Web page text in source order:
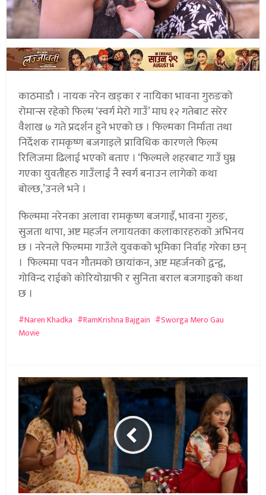
काठमाडौ । नायक नरेन खड्का र नायिका भावना गुरुङको
रोमान्स रहेको फिल्म ‘स्वर्ग मेरो गाउँ’ माघ १२ गतेबाट सरेर
वैशाख ७ गते प्रदर्शन हुने भएको छ । फिल्मका निर्माता तथा
निर्देशक रामकृष्ण बजगाइले प्राविधिक कारणले फिल्म
रिलिजमा ढिलाई भएको बताए । ‘फिल्मले शहरबाट गाउँ घुम्न
गएका युवतीहरु गाउँलाई नै स्वर्ग बनाउन लागेको कथा
बोल्छ,’उनले भने ।
फिल्ममा नरेनका अलावा रामकृष्ण बजगाइँ, भावना गुरुङ,
सुजता थापा, अष्ट महर्जन लगायतका कलाकारहरुको अभिनय
छ । नरेनले फिल्ममा गाउँले युवकको भूमिका निर्वाह गरेका छन्
। फिल्ममा पवन गौतमको छायांकन, अष्ट महर्जनको द्वन्द्व,
गोविन्द राईको कोरियोग्राफी र सुनिता बराल बजगाइको कथा
छ ।
Naren Khadka RamKrishna Bajgain
Sworga Mero Gau
Movie